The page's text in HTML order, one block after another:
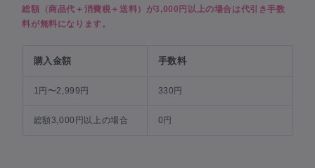
総額（商品代＋消費税＋送料）が3,000円以上の場合は代引き手数
料が無料になります。
購入金額 手数料
1円〜2,999円 330円
総額3,000円以上の場合 0円